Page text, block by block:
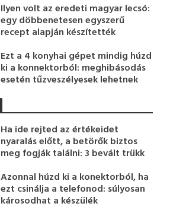
Ilyen volt az eredeti magyar lecsó:
egy döbbenetesen egyszerű
recept alapján készítették
Ezt a 4 konyhai gépet mindig húzd
ki a konnektorból: meghibásodás
esetén tűzveszélyesek lehetnek
Ha ide rejted az értékeidet
nyaralás előtt, a betörők biztos
meg fogják találni: 3 bevált trükk
Azonnal húzd ki a konektorból, ha
ezt csinálja a telefonod: súlyosan
károsodhat a készülék